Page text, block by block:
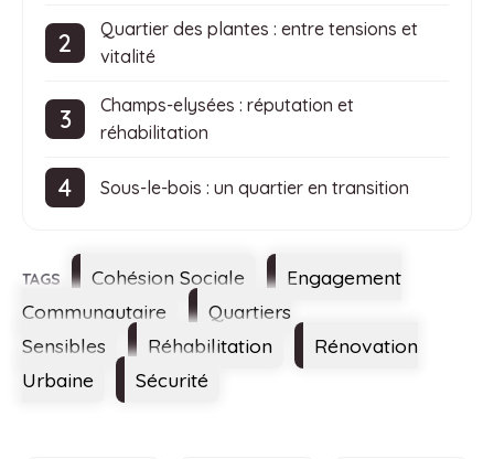
Quartier des plantes : entre tensions et
vitalité
Champs-elysées : réputation et
réhabilitation
Sous-le-bois : un quartier en transition
Étiquettes
Cohésion Sociale
Engagement
Communautaire
Quartiers
Sensibles
Réhabilitation
Rénovation
Urbaine
Sécurité